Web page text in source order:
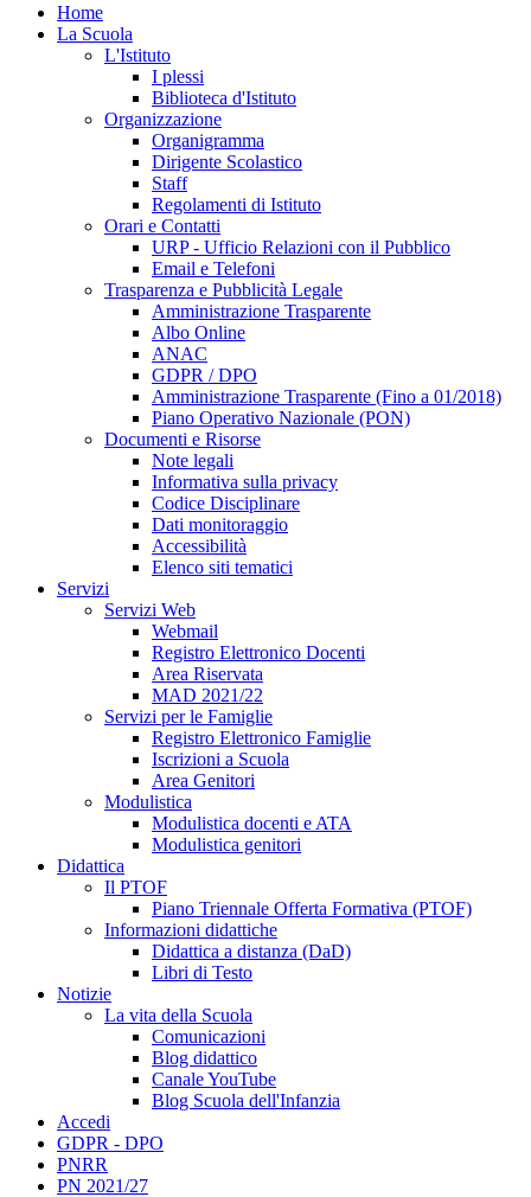
Home
La Scuola
L'Istituto
I plessi
Biblioteca d'Istituto
Organizzazione
Organigramma
Dirigente Scolastico
Staff
Regolamenti di Istituto
Orari e Contatti
URP - Ufficio Relazioni con il Pubblico
Email e Telefoni
Trasparenza e Pubblicità Legale
Amministrazione Trasparente
Albo Online
ANAC
GDPR / DPO
Amministrazione Trasparente (Fino a 01/2018)
Piano Operativo Nazionale (PON)
Documenti e Risorse
Note legali
Informativa sulla privacy
Codice Disciplinare
Dati monitoraggio
Accessibilità
Elenco siti tematici
Servizi
Servizi Web
Webmail
Registro Elettronico Docenti
Area Riservata
MAD 2021/22
Servizi per le Famiglie
Registro Elettronico Famiglie
Iscrizioni a Scuola
Area Genitori
Modulistica
Modulistica docenti e ATA
Modulistica genitori
Didattica
Il PTOF
Piano Triennale Offerta Formativa (PTOF)
Informazioni didattiche
Didattica a distanza (DaD)
Libri di Testo
Notizie
La vita della Scuola
Comunicazioni
Blog didattico
Canale YouTube
Blog Scuola dell'Infanzia
Accedi
GDPR - DPO
PNRR
PN 2021/27